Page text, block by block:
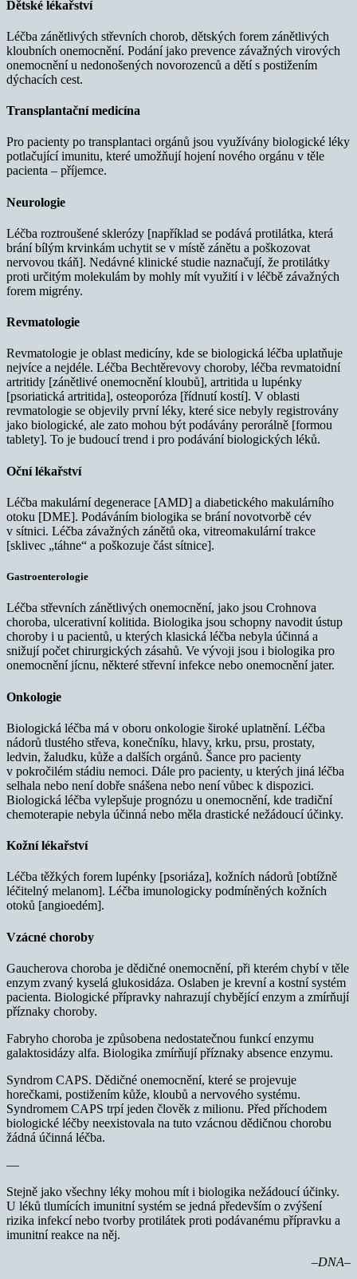
Dětské lékařství
Léčba zánětlivých střevních chorob, dětských forem zánětlivých
kloubních onemocnění. Podání jako prevence závažných virových
onemocnění u nedonošených novorozenců a dětí s postižením
dýchacích cest.
Transplantační medicína
Pro pacienty po transplantaci orgánů jsou využívány biologické léky
potlačující imunitu, které umožňují hojení nového orgánu v těle
pacienta – příjemce.
Neurologie
Léčba roztroušené sklerózy [například se podává protilátka, která
brání bílým krvinkám uchytit se v místě zánětu a poškozovat
nervovou tkáň]. Nedávné klinické studie naznačují, že protilátky
proti určitým molekulám by mohly mít využití i v léčbě závažných
forem migrény.
Revmatologie
Revmatologie je oblast medicíny, kde se biologická léčba uplatňuje
nejvíce a nejdéle. Léčba Bechtěrevovy choroby, léčba revmatoidní
artritidy [zánětlivé onemocnění kloubů], artritida u lupénky
[psoriatická artritida], osteoporóza [řídnutí kostí]. V oblasti
revmatologie se objevily první léky, které sice nebyly registrovány
jako biologické, ale zato mohou být podávány perorálně [formou
tablety]. To je budoucí trend i pro podávání biologických léků.
Oční lékařství
Léčba makulární degenerace [AMD] a diabetického makulárního
otoku [DME]. Podáváním biologika se brání novotvorbě cév
v sítnici. Léčba závažných zánětů oka, vitreomakulární trakce
[sklivec „táhne“ a poškozuje část sítnice].
Gastroenterologie
Léčba střevních zánětlivých onemocnění, jako jsou Crohnova
choroba, ulcerativní kolitida. Biologika jsou schopny navodit ústup
choroby i u pacientů, u kterých klasická léčba nebyla účinná a
snižují počet chirurgických zásahů. Ve vývoji jsou i biologika pro
onemocnění jícnu, některé střevní infekce nebo onemocnění jater.
Onkologie
Biologická léčba má v oboru onkologie široké uplatnění. Léčba
nádorů tlustého střeva, konečníku, hlavy, krku, prsu, prostaty,
ledvin, žaludku, kůže a dalších orgánů. Šance pro pacienty
v pokročilém stádiu nemoci. Dále pro pacienty, u kterých jiná léčba
selhala nebo není dobře snášena nebo není vůbec k dispozici.
Biologická léčba vylepšuje prognózu u onemocnění, kde tradiční
chemoterapie nebyla účinná nebo měla drastické nežádoucí účinky.
Kožní lékařství
Léčba těžkých forem lupénky [psoriáza], kožních nádorů [obtížně
léčitelný melanom]. Léčba imunologicky podmíněných kožních
otoků [angioedém].
Vzácné choroby
Gaucherova choroba je dědičné onemocnění, při kterém chybí v těle
enzym zvaný kyselá glukosidáza. Oslaben je krevní a kostní systém
pacienta. Biologické přípravky nahrazují chybějící enzym a zmírňují
příznaky choroby.
Fabryho choroba je způsobena nedostatečnou funkcí enzymu
galaktosidázy alfa. Biologika zmírňují příznaky absence enzymu.
Syndrom CAPS. Dědičné onemocnění, které se projevuje
horečkami, postižením kůže, kloubů a nervového systému.
Syndromem CAPS trpí jeden člověk z milionu. Před příchodem
biologické léčby neexistovala na tuto vzácnou dědičnou chorobu
žádná účinná léčba.
—
Stejně jako všechny léky mohou mít i biologika nežádoucí účinky.
U léků tlumících imunitní systém se jedná především o zvýšení
rizika infekcí nebo tvorby protilátek proti podávanému přípravku a
imunitní reakce na něj.
–DNA–